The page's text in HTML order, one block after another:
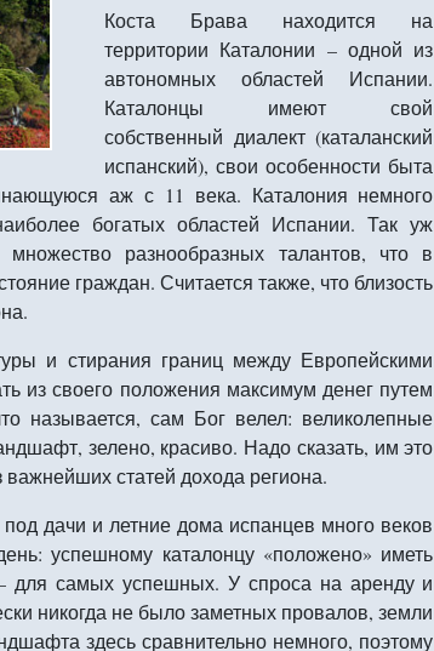
Коста Брава находится на
территории Каталонии – одной из
автономных областей Испании.
Каталонцы имеют свой
собственный диалект (каталанский
испанский), свои особенности быта
аж с 11 века. Каталония немного
богатых областей Испании. Так уж
разнообразных талантов, что в
граждан. Считается также, что близость
и стирания границ между Европейскими
из своего положения максимум денег путем
называется, сам Бог велел: великолепные
зелено, красиво. Надо сказать, им это
статей дохода региона.
дачи и летние дома испанцев много веков
успешному каталонцу «положено» иметь
для самых успешных. У спроса на аренду и
никогда не было заметных провалов, земли
здесь сравнительно немного, поэтому